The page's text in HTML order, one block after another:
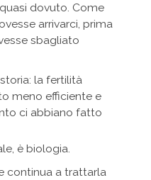
dovuto. Come
arrivarci, prima
sbagliato
la fertilità
meno efficiente e
ci abbiano fatto
è biologia.
continua a trattarla